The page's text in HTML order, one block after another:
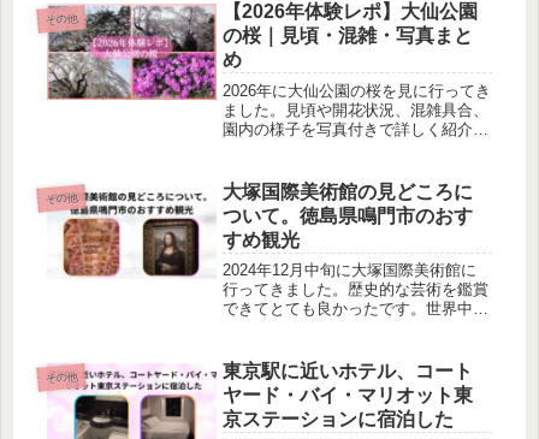
その他
【2026年体験レポ】大仙公園
の桜｜見頃・混雑・写真まと
め
2026年に大仙公園の桜を見に行ってき
ました。見頃や開花状況、混雑具合、
園内の様子を写真付きで詳しく紹介。
その他
大塚国際美術館の見どころに
ついて。徳島県鳴門市のおす
すめ観光
2024年12月中旬に大塚国際美術館に
行ってきました。歴史的な芸術を鑑賞
できてとても良かったです。世界中の
その他
東京駅に近いホテル、コート
ヤード・バイ・マリオット東
京ステーションに宿泊した